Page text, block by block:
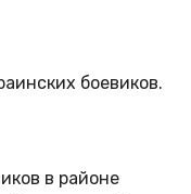
боевиков.
в районе